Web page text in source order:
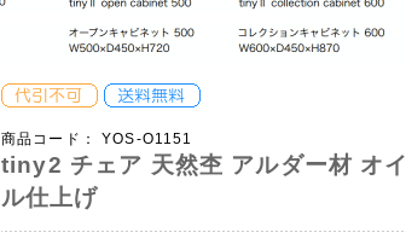
商品コード： YOS-O1151
tiny2 チェア 天然杢 アルダー材 オイ
ル仕上げ